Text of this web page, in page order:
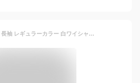
[スティングロード] 長袖 レギュラーカラー 白ワイシャツ 形態安定 ノーアイロン 綿高率混 レギュラーフィット MA1112-AM-1 メンズ ホワイト 首回り39cm裄丈84cm